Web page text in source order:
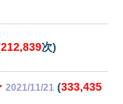
212,839次)
2021/11/21 (333,435